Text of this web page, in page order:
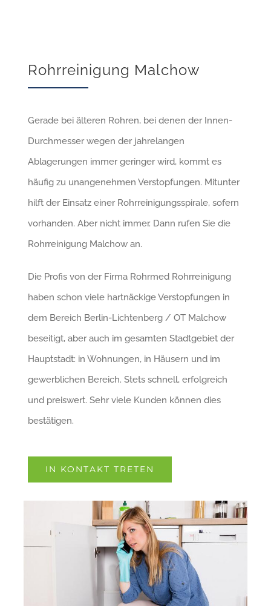
Rohrreinigung Malchow
Gerade bei älteren Rohren, bei denen der Innen-
Durchmesser wegen der jahrelangen
Ablagerungen immer geringer wird, kommt es
häufig zu unangenehmen Verstopfungen. Mitunter
hilft der Einsatz einer Rohrreinigungsspirale, sofern
vorhanden. Aber nicht immer. Dann rufen Sie die
Rohrreinigung Malchow an.
Die Profis von der Firma Rohrmed Rohrreinigung
haben schon viele hartnäckige Verstopfungen in
dem Bereich Berlin-Lichtenberg / OT Malchow
beseitigt, aber auch im gesamten Stadtgebiet der
Hauptstadt: in Wohnungen, in Häusern und im
gewerblichen Bereich. Stets schnell, erfolgreich
und preiswert. Sehr viele Kunden können dies
bestätigen.
IN KONTAKT TRETEN